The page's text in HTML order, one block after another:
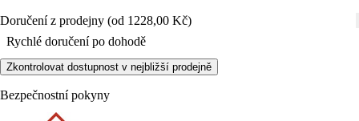
Doručení z prodejny (od 1228,00 Kč)
Rychlé doručení po dohodě
Zkontrolovat dostupnost v nejbližší prodejně
Bezpečnostní pokyny